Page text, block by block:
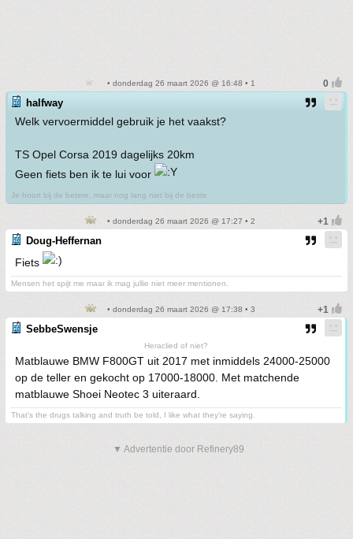
• donderdag 26 maart 2026 @ 16:48 • 1
halfway
Welk vervoermiddel gebruik je het vaakst?
TS Opel Corsa 2019 dagelijks 20km
Geen fiets ben ik te lui voor
Je hoort bij de betere, maar nog lang niet bij de beste
• donderdag 26 maart 2026 @ 17:27 • 2
Doug-Heffernan
Fiets
Mensen het spijt me maar ik mag jullie niet meer mentionen.
• donderdag 26 maart 2026 @ 17:38 • 3
SebbeSwensje
Heraclied of niet?
Matblauwe BMW F800GT uit 2017 met inmiddels 24000-25000
op de teller en gekocht op 17000-18000. Met matchende
matblauwe Shoei Neotec 3 uiteraard.
That's the drugs talking and truth be told, I like what they're saying.
▼ Advertentie door Refinery89